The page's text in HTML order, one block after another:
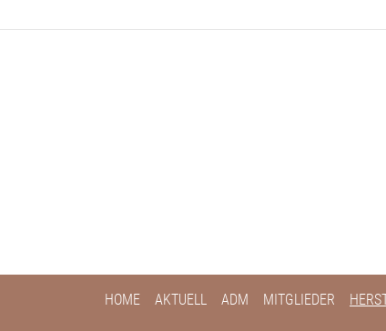
HOME AKTUELL ADM MITGLIEDER